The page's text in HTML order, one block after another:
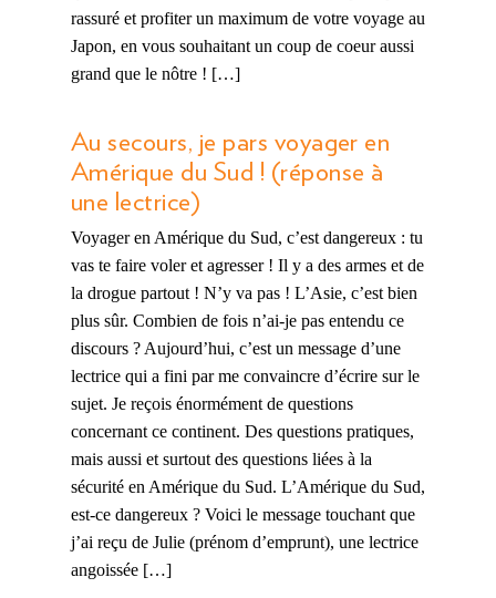
rassuré et profiter un maximum de votre voyage au
Japon, en vous souhaitant un coup de coeur aussi
grand que le nôtre ! […]
Au secours, je pars voyager en
Amérique du Sud ! (réponse à
une lectrice)
Voyager en Amérique du Sud, c’est dangereux : tu
vas te faire voler et agresser ! Il y a des armes et de
la drogue partout ! N’y va pas ! L’Asie, c’est bien
plus sûr. Combien de fois n’ai-je pas entendu ce
discours ? Aujourd’hui, c’est un message d’une
lectrice qui a fini par me convaincre d’écrire sur le
sujet. Je reçois énormément de questions
concernant ce continent. Des questions pratiques,
mais aussi et surtout des questions liées à la
sécurité en Amérique du Sud. L’Amérique du Sud,
est-ce dangereux ? Voici le message touchant que
j’ai reçu de Julie (prénom d’emprunt), une lectrice
angoissée […]